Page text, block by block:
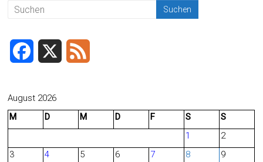
c
b
August 2026
M
D M D F S
S
1
2
3
4 5 6 7 8
9